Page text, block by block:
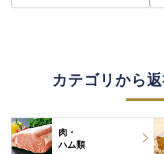
カテゴリから
肉・
ハム類